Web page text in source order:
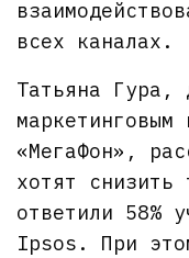
всех каналах.
Татьяна Гура,
маркетинговым
«МегаФон»,
хотят
ответили 58%
Ipsos. При